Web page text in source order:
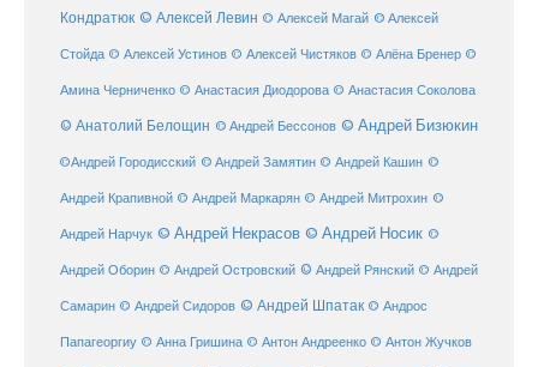
Кондратюк © Алексей Левин © Алексей Магай © Алексей
Стойда © Алексей Устинов © Алексей Чистяков © Алёна Бренер ©
Амина Черниченко © Анастасия Диодорова © Анастасия Соколова
© Анатолий Белощин © Андрей Бессонов © Андрей Бизюкин
©Андрей Городисский © Андрей Замятин © Андрей Кашин ©
Андрей Крапивной © Андрей Маркарян © Андрей Митрохин ©
Андрей Нарчук © Андрей Некрасов © Андрей Носик ©
Андрей Оборин © Андрей Островский © Андрей Рянский © Андрей
Самарин © Андрей Сидоров © Андрей Шпатак © Андрос
Папагеоргиу © Анна Гришина © Антон Андреенко © Антон Жучков